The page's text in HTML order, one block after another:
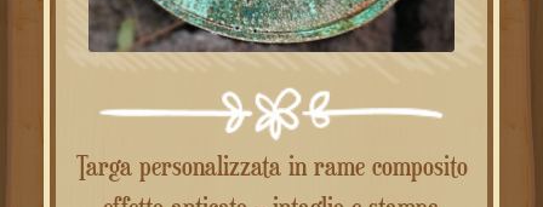
Targa personalizzata in rame composito